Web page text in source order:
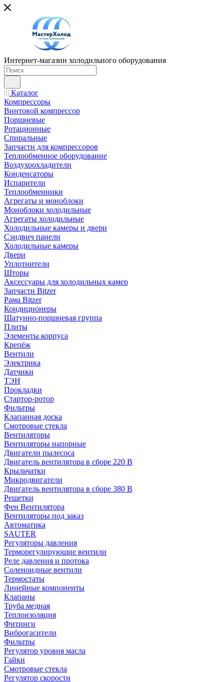
Интернет-магазин холодильного оборудования
Каталог
Компрессоры
Винтовой компрессор
Поршневые
Ротационные
Спиральные
Запчасти для компрессоров
Теплообменное оборудование
Воздухоохладители
Конденсаторы
Испарители
Теплообменники
Агрегаты и моноблоки
Моноблоки холодильные
Агрегаты холодильные
Холодильные камеры и двери
Сэндвич панели
Холодильные камеры
Двери
Уплотнители
Шторы
Аксессуары для холодильных камер
Запчасти Bitzer
Рама Bitzer
Кондиционеры
Шатунно-поршневая группа
Плиты
Элементы корпуса
Крепёж
Вентили
Электрика
Датчики
ТЭН
Прокладки
Стартор-ротор
Фильтры
Клапанная доска
Смотровые стекла
Вентиляторы
Вентиляторы напорные
Двигатели пылесоса
Двигатель вентилятора в сборе 220 В
Крыльчатки
Микродвигатели
Двигатель вентилятора в сборе 380 В
Решетки
Фен Вентилятора
Вентиляторы под заказ
Автоматика
SAUTER
Регуляторы давления
Терморегулирующие вентили
Реле давления и протока
Соленоидные вентили
Термостаты
Линейные компоненты
Клапаны
Труба медная
Теплоизоляция
Фитинги
Виброгасители
Фильтры
Регулятор уровня масла
Гайки
Смотровые стекла
Регулятор скорости